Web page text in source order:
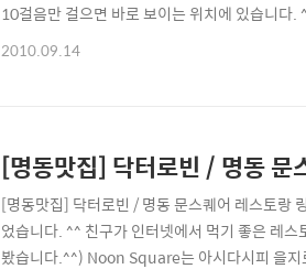
10걸음만 걸으면 바로 보이는 위치에 있습니다
다'라는 문구가 눈에 띈다... - (실제로 이곳은 짬
2010.09.14
[명동맛집] 닥터로빈 / 명동 문
[명동맛집] 닥터로빈 / 명동 문스퀘어 레스토랑
었습니다. ^^ 친구가 인터넷에서 먹기 좋은 레
봤습니다.^^) Noon Square는 아시다시피 을지